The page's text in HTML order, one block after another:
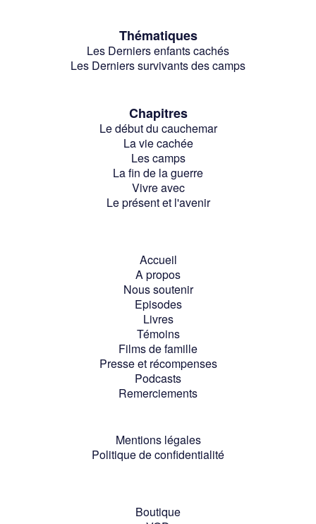
Thématiques
Les Derniers enfants cachés
Les Derniers survivants des camps
Chapitres
Le début du cauchemar
La vie cachée
Les camps
La fin de la guerre
Vivre avec
Le présent et l'avenir
Accueil
A propos
Nous soutenir
Episodes
Livres
Témoins
Films de famille
Presse et récompenses
Podcasts
Remerciements
Mentions légales
Politique de confidentialité
Boutique